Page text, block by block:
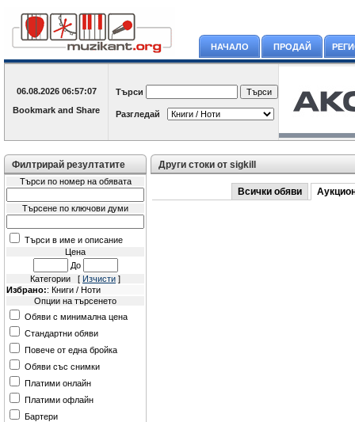
НАЧАЛО ПРОДАЙ
06.08.2026 06:57:07 Търси
Разгледай
Филтрирай резултатите
Търси по номер на обявата
Търсене по ключови думи
Търси в име и описание
Цена
До
Категории [ Изчисти ]
Избрано:: Книги / Ноти
Опции на търсенето
Обяви с минимална цена
Стандартни обяви
Повече от една бройка
Обяви със снимки
Платими онлайн
Платими офлайн
Бартери
Други стоки от sigkill
Всички обяви